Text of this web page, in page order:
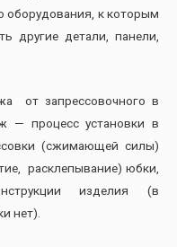
оборудования, к которым
другие детали, панели,
от запрессовочного в
— процесс установки в
(сжимающей силы)
расклепывание) юбки,
изделия (в
нет).